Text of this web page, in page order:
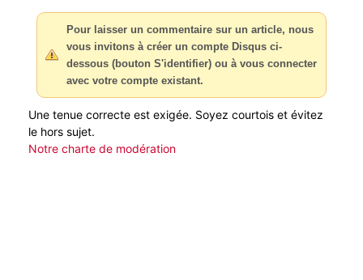
Pour laisser un commentaire sur un article, nous
vous invitons à créer un compte Disqus ci-
dessous (bouton S'identifier) ou à vous connecter
avec votre compte existant.
Une tenue correcte est exigée. Soyez courtois et évitez
le hors sujet.
Notre charte de modération